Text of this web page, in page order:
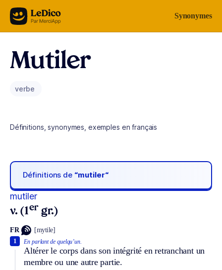
Aller au contenu Synonymes
Mutiler
verbe
Définitions, synonymes, exemples en français
Définitions de “mutiler“
mutiler
v. (1er gr.)
FR [mytile]
En parlant de quelqu’un.
Altérer le corps dans son intégrité en retranchant un
membre ou une autre partie.
1